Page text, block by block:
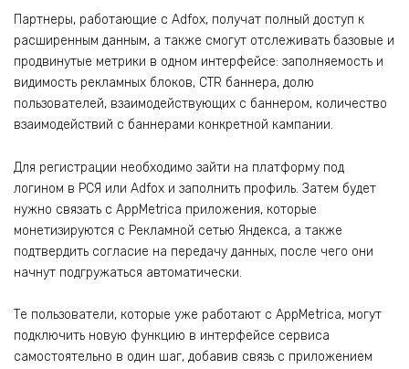
Партнеры, работающие с Adfox, получат полный доступ к
расширенным данным, а также смогут отслеживать базовые и
продвинутые метрики в одном интерфейсе: заполняемость и
видимость рекламных блоков, CTR баннера, долю
пользователей, взаимодействующих с баннером, количество
взаимодействий с баннерами конкретной кампании.
Для регистрации необходимо зайти на платформу под
логином в РСЯ или Adfox и заполнить профиль. Затем будет
нужно связать с AppMetrica приложения, которые
монетизируются с Рекламной сетью Яндекса, а также
подтвердить согласие на передачу данных, после чего они
начнут подгружаться автоматически.
Те пользователи, которые уже работают с AppMetrica, могут
подключить новую функцию в интерфейсе сервиса
самостоятельно в один шаг, добавив связь с приложением